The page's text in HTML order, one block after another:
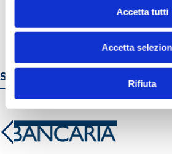
Accetta tutti
Accetta
Rifiuta
Servizi e prodotti online